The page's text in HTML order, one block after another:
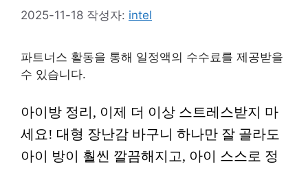
2025-11-18 작성자: intel
파트너스 활동을 통해 일정액의 수수료를 제공받을
수 있습니다.
아이방 정리, 이제 더 이상 스트레스받지 마
세요! 대형 장난감 바구니 하나만 잘 골라도
아이 방이 훨씬 깔끔해지고, 아이 스스로 정